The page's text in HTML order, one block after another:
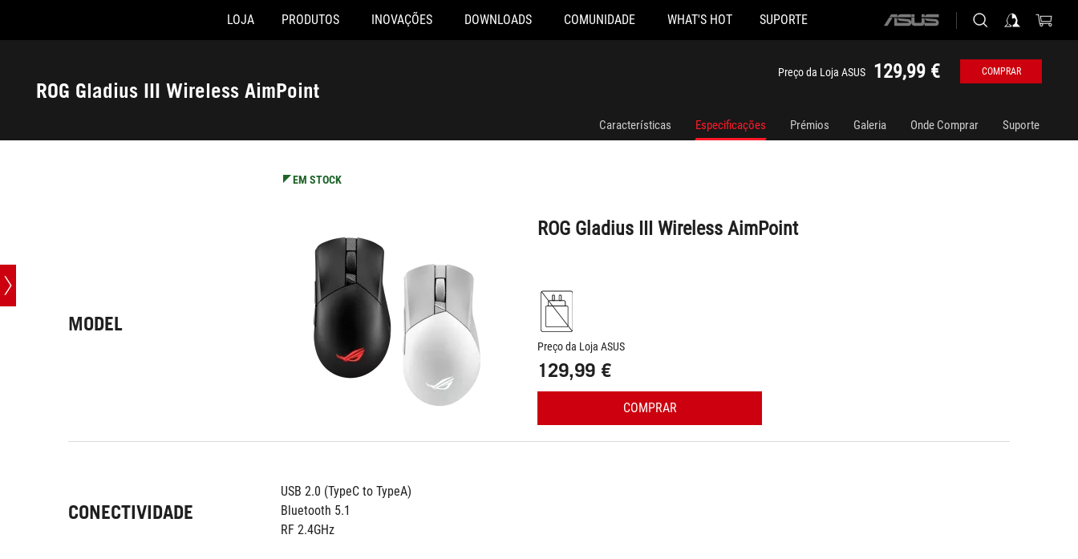
Accessibility links
LOJA PRODUTOS INOVAÇÕES DOWNLOADS COMUNIDADE WHAT'S HOT SUPORTE
ASUS
ROG Gladius III Wireless AimPoint
Preço da Loja ASUS 129,99 € COMPRAR
Características Especificações Prémios Galeria Onde Comprar Suporte
MODEL
EM STOCK
ROG Gladius III Wireless AimPoint
Preço da Loja ASUS
129,99 €
COMPRAR
CONECTIVIDADE
USB 2.0 (TypeC to TypeA)
Bluetooth 5.1
RF 2.4GHz
ROG Gladius III Wireless AimPoint